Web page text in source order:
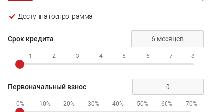
Доступна госпрограмма
Срок кредита
1 2 3 4 5 6 7 8
Первоначальный взнос
0% 10% 20% 30% 40% 50% 60% 70%